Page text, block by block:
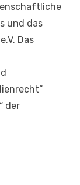
und das
Das
der